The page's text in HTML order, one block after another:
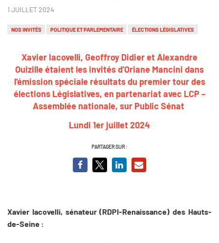
1 JUILLET 2024
NOS INVITÉS POLITIQUE ET PARLEMENTAIRE ÉLECTIONS LÉGISLATIVES
Xavier Iacovelli, Geoffroy Didier et Alexandre
Ouizille étaient les invités d'Oriane Mancini dans
l'émission spéciale résultats du premier tour des
élections Législatives, en partenariat avec LCP –
Assemblée nationale, sur Public Sénat
Lundi 1er juillet 2024
PARTAGER SUR :
Xavier Iacovelli, sénateur (RDPI-Renaissance) des Hauts-
de-Seine :